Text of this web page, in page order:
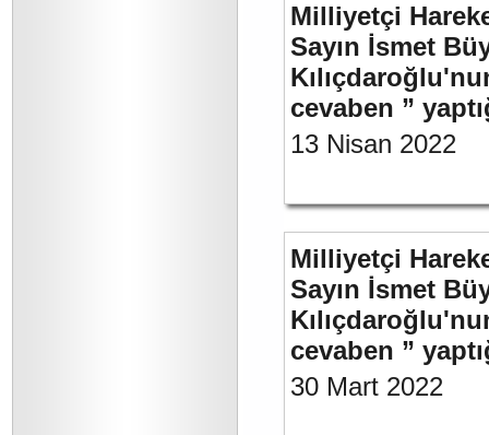
Milliyetçi
Sayın İsmet
cevaben ”
13 Nisan 2022
Milliyetçi
Sayın İsmet
cevaben ”
30 Mart 2022